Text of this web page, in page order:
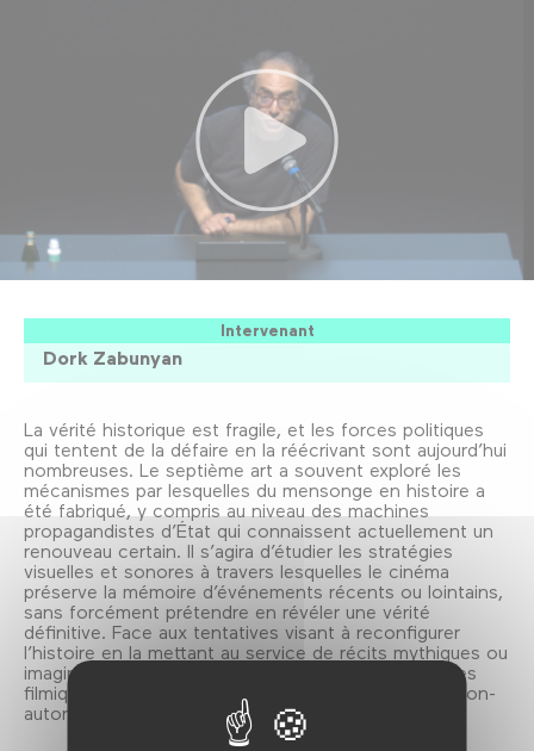
Intervenant
Dork Zabunyan
La vérité historique est fragile, et les forces politiques
qui tentent de la défaire en la réécrivant sont aujourd’hui
nombreuses. Le septième art a souvent exploré les
mécanismes par lesquelles du mensonge en histoire a
été fabriqué, y compris au niveau des machines
propagandistes d’État qui connaissent actuellement un
renouveau certain. Il s’agira d’étudier les stratégies
visuelles et sonores à travers lesquelles le cinéma
préserve la mémoire d’événements récents ou lointains,
sans forcément prétendre en révéler une vérité
définitive. Face aux tentatives visant à reconfigurer
l’histoire en la mettant au service de récits mythiques ou
imaginaires, il importe de reconsidérer les puissances
filmiques qui les combattent au nom d’une lecture non-
autoritaire des événements.